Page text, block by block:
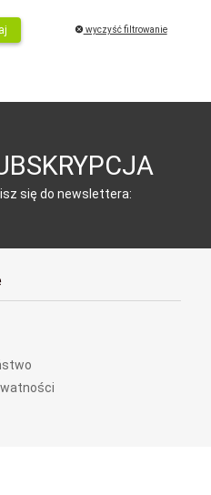
wyczyść filtrowanie
się do newslettera: